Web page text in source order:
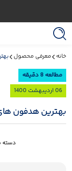
خانه معرفی محصول
مطالعه 8 دقیقه
06 اردیبهشت 1400
بهترین هدفون
دسته